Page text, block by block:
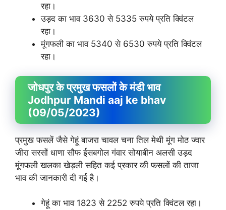
रहा।
उड़द का भाव 3630 से 5335 रुपये प्रति क्विंटल
रहा।
मूंगफली का भाव 5340 से 6530 रुपये प्रति क्विंटल
रहा।
जोधपुर के प्रमुख फसलों के मंडी भाव
Jodhpur Mandi aaj ke bhav
(09/05/2023)
प्रमुख फसलें जैसे गेहूं बाजरा चावल चना तिल मेथी मूंग मोठ ज्वार
जीरा सरसों धाणा सौफ ईसबगोल गंवार सोयाबीन अलसी उड़द
मूंगफली खलका खेड़ली सहित कई प्रकार की फसलों की ताजा
भाव की जानकारी दी गई है।
गेहूं का भाव 1823 से 2252 रुपये प्रति क्विंटल रहा।